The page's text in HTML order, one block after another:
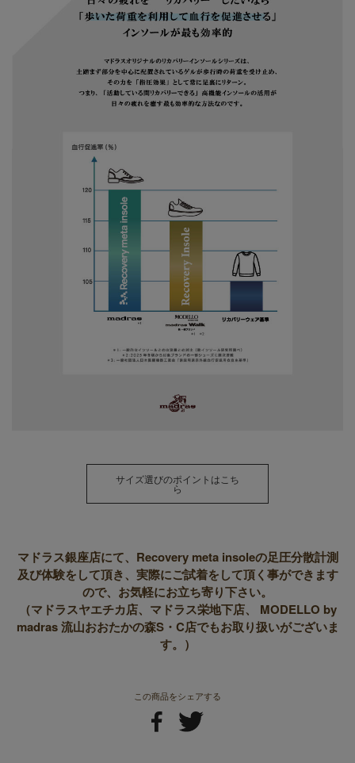
この商品をシェアする
サイズ選びのポイントはこち
ら
マドラス銀座店にて、Recovery meta insoleの足圧分散計測
及び体験をして頂き、実際にご試着をして頂く事ができます
ので、お気軽にお立ち寄り下さい。
（マドラスヤエチカ店、マドラス栄地下店、 MODELLO by
madras 流山おおたかの森S・C店でもお取り扱いがございま
す。）